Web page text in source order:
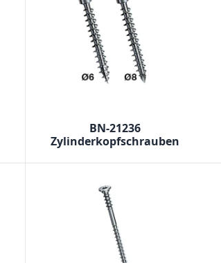
BN-21236
Zylinderkopfschrauben